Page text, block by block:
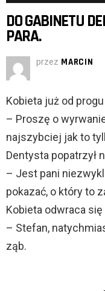
DO GABINETU
PARA.
przez MARCIN
Kobieta już od
– Proszę o
najszybciej jak to
Dentysta popatrzył
– Jest pani
pokazać, o który to
Kobieta odwraca
– Stefan,
ząb.